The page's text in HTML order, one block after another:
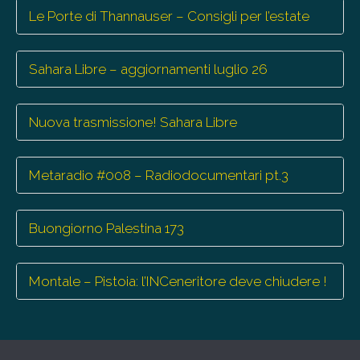
Le Porte di Thannauser – Consigli per l’estate
Sahara Libre – aggiornamenti luglio 26
Nuova trasmissione! Sahara Libre
Metaradio #008 – Radiodocumentari pt.3
Buongiorno Palestina 173
Montale – Pistoia: l’INCeneritore deve chiudere !